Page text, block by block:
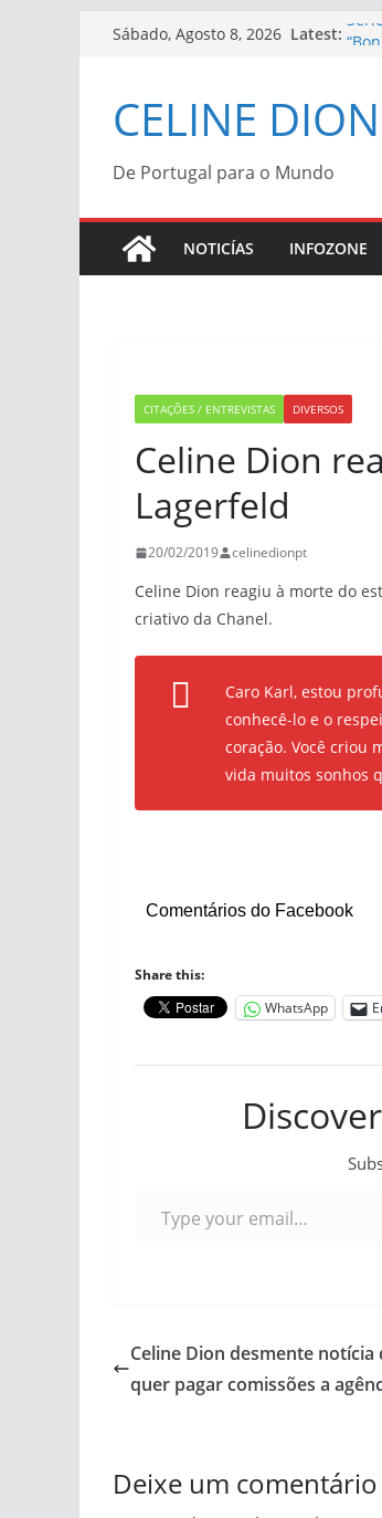
Sábado, Agosto 8, 2026 Latest:
CELINE
De Portugal para o Mundo
NOTICÍAS INFOZONE
CITAÇÕES / ENTREVISTAS DIVERSOS
Celine Dion
Lagerfeld
20/02/2019 celinedionpt
Celine Dion reagiu à morte do
criativo da Chanel.
Caro Karl, estou
conhecê-lo e o
coração. Você criou
vida muitos sonhos
Comentários do Facebook
Share this:
WhatsApp
Celine Dion desmente notícia
quer pagar comissões a
Deixe um comentário